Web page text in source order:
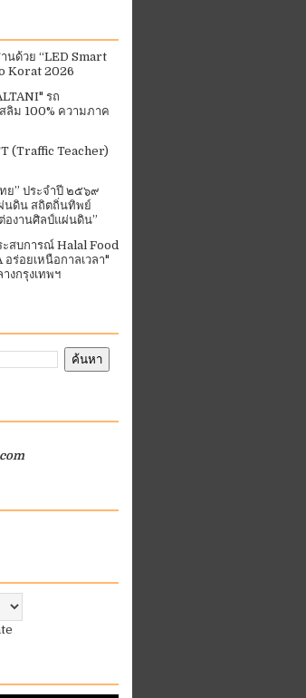
นด้วย “LED Smart
Korat 2026
รถ
ม 100% ความภาค
(Traffic Teacher)
ย” ประจําปี ๒๕๖๙
นดิน สถิตถิ่นทิพย์
งานศิลป์แผ่นดิน”
สบการณ์ Halal Food
ร่อยเหนือกาลเวลา"
งกรุงเทพฯ